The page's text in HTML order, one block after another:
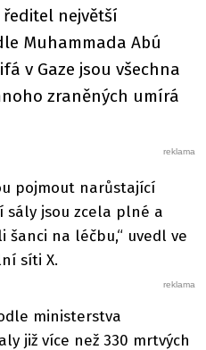
největší
Muhammada Abú
v Gaze jsou všechna
zraněných umírá
pojmout narůstající
sály jsou zcela plné a
šanci na léčbu,“ uvedl ve
síti X.
ministerstva
již více než 330 mrtvých